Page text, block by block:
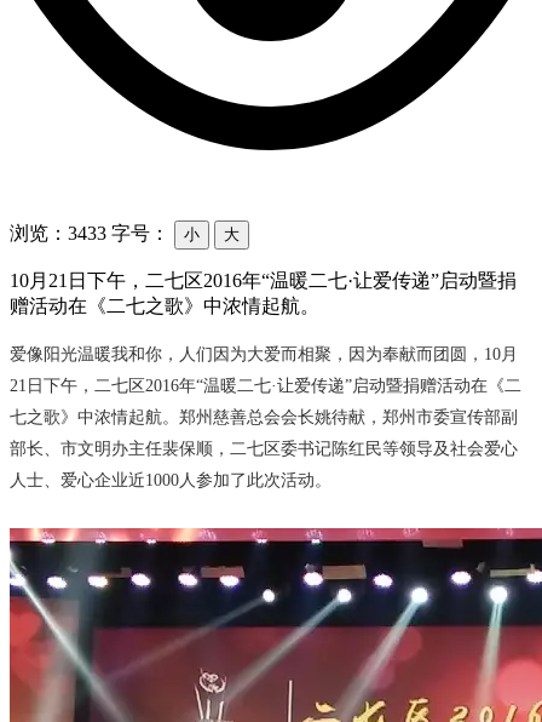
浏览：3433 字号： 小 大
10月21日下午，二七区2016年“温暖二七·让爱传递”启动暨捐
赠活动在《二七之歌》中浓情起航。
爱像阳光温暖我和你，人们因为大爱而相聚，因为奉献而团圆，10月
21日下午，二七区2016年“温暖二七·让爱传递”启动暨捐赠活动在《二
七之歌》中浓情起航。郑州慈善总会会长姚待献，郑州市委宣传部副
部长、市文明办主任裴保顺，二七区委书记陈红民等领导及社会爱心
人士、爱心企业近1000人参加了此次活动。